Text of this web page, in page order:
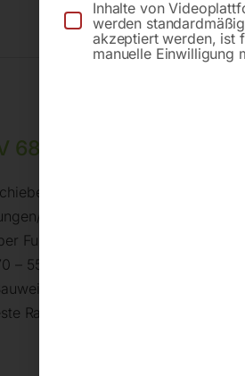
681
von Fahrzeugen
Drehen auf der Stelle
Fußpedal ohne Bücken
– 550 mm
mit 680 kg Tragkraft
Rangierfähigkeit auch in engen
Inhalte von
werden
akzeptiert werden, ist
manuelle Einwilligung